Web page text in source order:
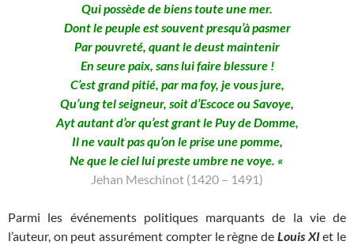
Qui possède de biens toute une mer.
Dont le peuple est souvent presqu’à pasmer
Par pouvreté, quant le deust maintenir
En seure paix, sans lui faire blessure !
C’est grand pitié, par ma foy, je vous jure,
Qu’ung tel seigneur, soit d’Escoce ou Savoye,
Ayt autant d’or qu’est grant le Puy de Domme,
Il ne vault pas qu’on le prise une pomme,
Ne que le ciel lui preste umbre ne voye. «
Jehan Meschinot (1420 – 1491)
Parmi les événements politiques marquants de la vie de
l’auteur, on peut assurément compter le règne de Louis XIet le